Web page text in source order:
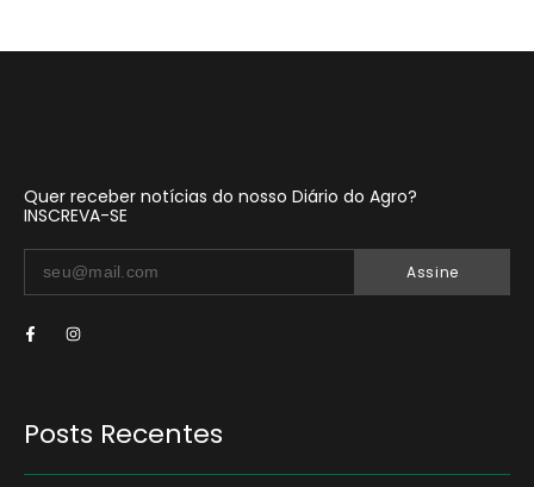
Quer receber notícias do nosso Diário do Agro?
INSCREVA-SE
Assine
Posts Recentes